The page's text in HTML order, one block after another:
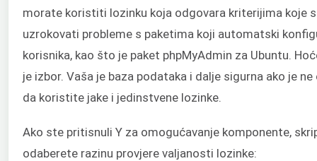
morate koristiti lozinku koja odgovara kriterijima koje
uzrokovati probleme s paketima koji automatski
korisnika, kao što je paket phpMyAdmin za Ubuntu.
je izbor. Vaša je baza podataka i dalje sigurna ako je
da koristite jake i jedinstvene lozinke.
Ako ste pritisnuli Y za omogućavanje komponente,
odaberete razinu provjere valjanosti lozinke: